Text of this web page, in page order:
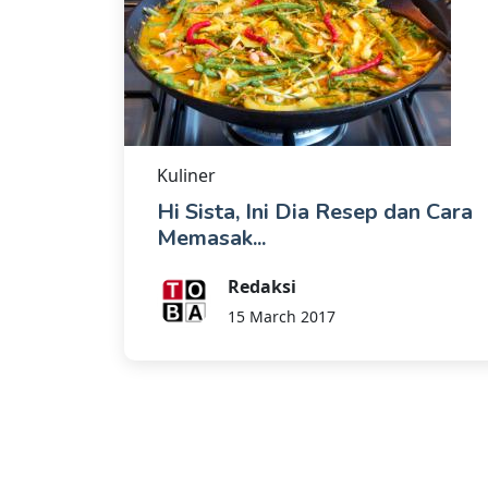
Kuliner
Hi Sista, Ini Dia Resep dan Cara
Memasak...
Redaksi
15 March 2017